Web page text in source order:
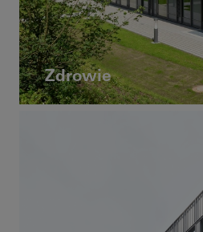
Zdrowie